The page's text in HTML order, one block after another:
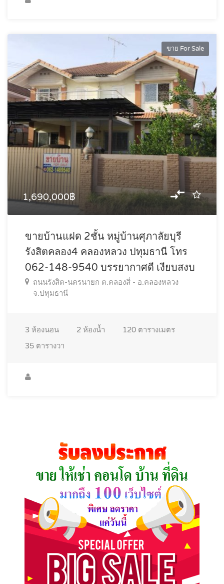
ขาย For Sale
1,690,000฿
ขายบ้านแฝด 2ชั้น หมู่บ้านศุภาลัยบุรี
รังสิตคลอง4 คลองหลวง ปทุมธานี โทร
062-148-9540 บรรยากาศดี เงียบสงบ
ถนนรังสิต-นครนายก ต.คลองสี่ - อ.คลองหลวง
จ.ปทุมธานี
3 ห้องนอน 2 ห้องน้ำ 120 ตารางเมตร
35 ตารางวา